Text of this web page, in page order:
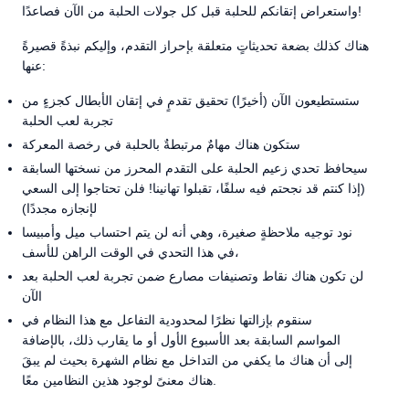
واستعراض إتقانكم للحلبة قبل كل جولات الحلبة من الآن فصاعدًا!
هناك كذلك بضعة تحديثاتٍ متعلقة بإحراز التقدم، وإليكم نبذةً قصيرةً
عنها:
ستستطيعون الآن (أخيرًا) تحقيق تقدمٍ في إتقان الأبطال كجزءٍ من
تجربة لعب الحلبة
ستكون هناك مهامٌ مرتبطةٌ بالحلبة في رخصة المعركة
سيحافظ تحدي زعيم الحلبة على التقدم المحرز من نسختها السابقة
(إذا كنتم قد نجحتم فيه سلفًا، تقبلوا تهانينا! فلن تحتاجوا إلى السعي
لإنجازه مجددًا)
نود توجيه ملاحظةٍ صغيرة، وهي أنه لن يتم احتساب ميل وأمبيسا
في هذا التحدي في الوقت الراهن للأسف،
لن تكون هناك نقاط وتصنيفات مصارع ضمن تجربة لعب الحلبة بعد
الآن
سنقوم بإزالتها نظرًا لمحدودية التفاعل مع هذا النظام في
المواسم السابقة بعد الأسبوع الأول أو ما يقارب ذلك، بالإضافة
إلى أن هناك ما يكفي من التداخل مع نظام الشهرة بحيث لم يبقَ